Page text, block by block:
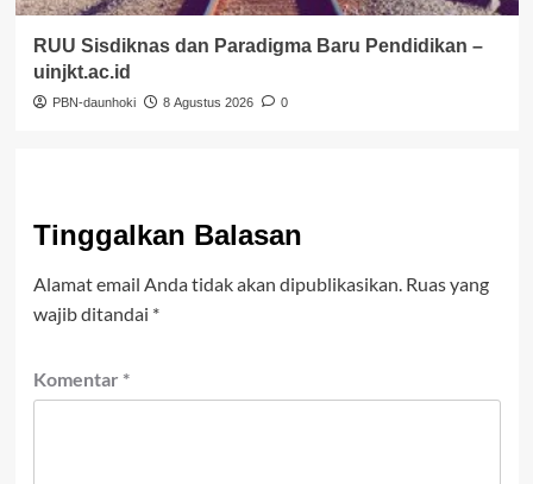
RUU Sisdiknas dan Paradigma Baru Pendidikan –
uinjkt.ac.id
PBN-daunhoki 8 Agustus 2026 0
Tinggalkan Balasan
Alamat email Anda tidak akan dipublikasikan. Ruas yang
wajib ditandai *
Komentar *